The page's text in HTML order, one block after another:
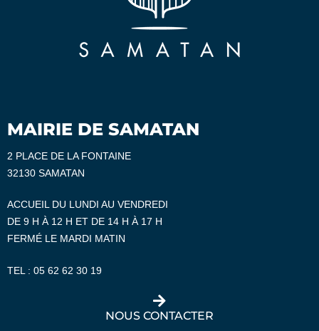
MAIRIE DE SAMATAN
2 PLACE DE LA FONTAINE
32130 SAMATAN
ACCUEIL DU LUNDI AU VENDREDI
DE 9 H À 12 H ET DE 14 H À 17 H
FERMÉ LE MARDI MATIN
TEL : 05 62 62 30 19
NOUS CONTACTER